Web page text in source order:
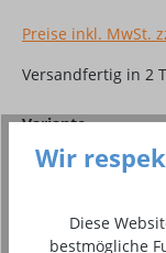
Preise inkl. MwSt.
Versandfertig in 2
Variante
1,0 x 22,23 mm
Produkt
Wir
Diese
bestmögliche